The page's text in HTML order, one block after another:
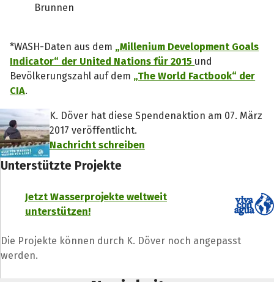
Brunnen
*WASH-Daten aus dem „Millenium Development Goals
Indicator“ der United Nations für 2015 und
Bevölkerungszahl auf dem „The World Factbook“ der
CIA.
K. Döver hat diese Spendenaktion am 07. März
2017 veröffentlicht.
Nachricht schreiben
Unterstützte Projekte
Jetzt Wasserprojekte weltweit
unterstützen!
Die Projekte können durch K. Döver noch angepasst
werden.